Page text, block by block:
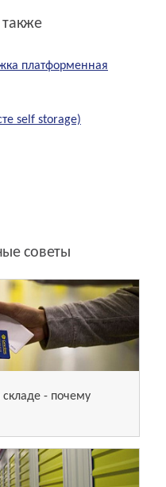
платформенная
self storage)
советы
складе - почему